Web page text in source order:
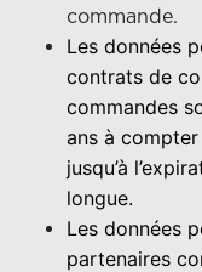
commande.
Les données
contrats de
commandes
ans à
jusqu’à
longue.
Les données
partenaires